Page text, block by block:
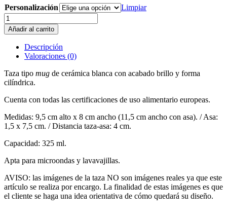
Personalización
Limpiar
Taza79
Jungla
cantidad
Añadir al carrito
Descripción
Valoraciones (0)
Taza tipo mug de cerámica blanca con acabado brillo y forma
cilíndrica.
Cuenta con todas las certificaciones de uso alimentario europeas.
Medidas: 9,5 cm alto x 8 cm ancho (11,5 cm ancho con asa). / Asa:
1,5 x 7,5 cm. / Distancia taza-asa: 4 cm.
Capacidad: 325 ml.
Apta para microondas y lavavajillas.
AVISO: las imágenes de la taza NO son imágenes reales ya que este
artículo se realiza por encargo. La finalidad de estas imágenes es que
el cliente se haga una idea orientativa de cómo quedará su diseño.